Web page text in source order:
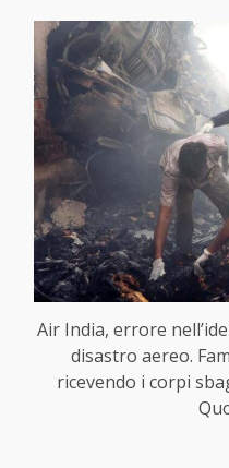
Air India, errore
disastro aereo.
ricevendo i corpi